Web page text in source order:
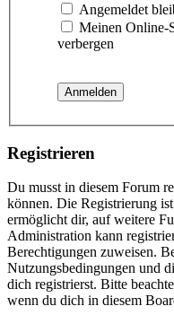
Angemeldet
Meinen Online-
verbergen
Registrieren
Du musst in diesem Forum
können. Die Registrierung
ermöglicht dir, auf weitere
Administration kann
Berechtigungen zuweisen.
Nutzungsbedingungen und
dich registrierst. Bitte
wenn du dich in diesem